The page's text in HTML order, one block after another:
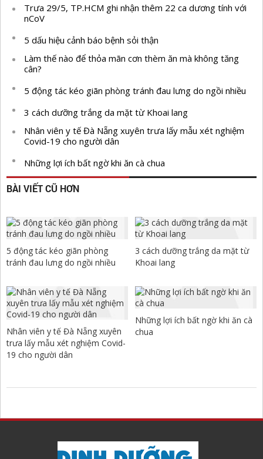
Trưa 29/5, TP.HCM ghi nhận thêm 22 ca dương tính với
nCoV
5 dấu hiệu cảnh báo bệnh sỏi thận
Làm thế nào để thỏa mãn cơn thèm ăn mà không tăng
cân?
5 động tác kéo giãn phòng tránh đau lưng do ngồi nhiều
3 cách dưỡng trắng da mặt từ Khoai lang
Nhân viên y tế Đà Nẵng xuyên trưa lấy mẫu xét nghiệm
Covid-19 cho người dân
Những lợi ích bất ngờ khi ăn cà chua
BÀI VIẾT CŨ HƠN
5 động tác kéo giãn phòng
tránh đau lưng do ngồi nhiều
3 cách dưỡng trắng da mặt từ
Khoai lang
Nhân viên y tế Đà Nẵng xuyên
trưa lấy mẫu xét nghiệm Covid-
19 cho người dân
Những lợi ích bất ngờ khi ăn cà
chua